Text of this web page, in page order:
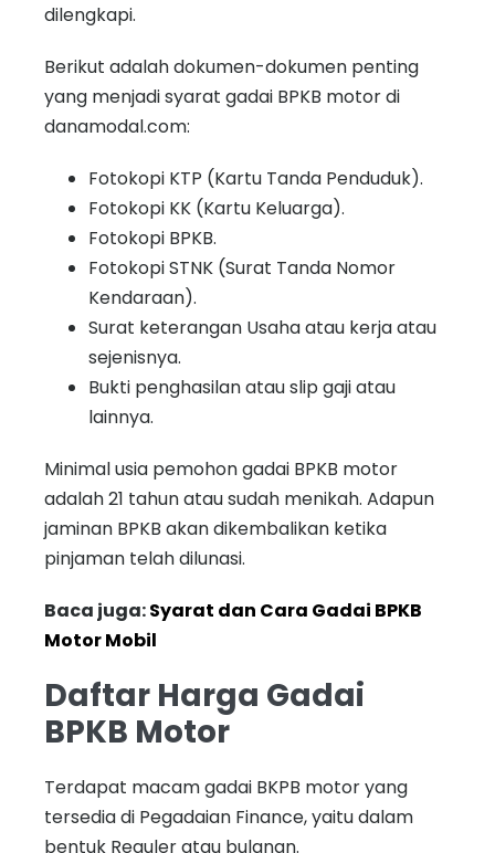
dilengkapi.
Berikut adalah dokumen-dokumen penting
yang menjadi syarat gadai BPKB motor di
danamodal.com:
Fotokopi KTP (Kartu Tanda Penduduk).
Fotokopi KK (Kartu Keluarga).
Fotokopi BPKB.
Fotokopi STNK (Surat Tanda Nomor
Kendaraan).
Surat keterangan Usaha atau kerja atau
sejenisnya.
Bukti penghasilan atau slip gaji atau
lainnya.
Minimal usia pemohon gadai BPKB motor
adalah 21 tahun atau sudah menikah. Adapun
jaminan BPKB akan dikembalikan ketika
pinjaman telah dilunasi.
Baca juga:Syarat dan Cara Gadai BPKB
Motor Mobil
Daftar Harga Gadai
BPKB Motor
Terdapat macam gadai BKPB motor yang
tersedia di Pegadaian Finance, yaitu dalam
bentuk Reguler atau bulanan.